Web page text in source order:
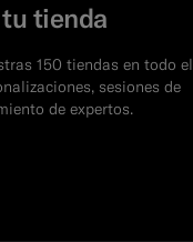
tienda
150 tiendas en todo el
sesiones de
de expertos.